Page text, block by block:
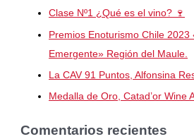
Clase Nº1 ¿Qué es el vino? 🍷
Premios Enoturismo Chile 2023
Emergente» Región del Maule.
La CAV 91 Puntos, Alfonsina
Medalla de Oro, Catad’or Wine
Comentarios recientes